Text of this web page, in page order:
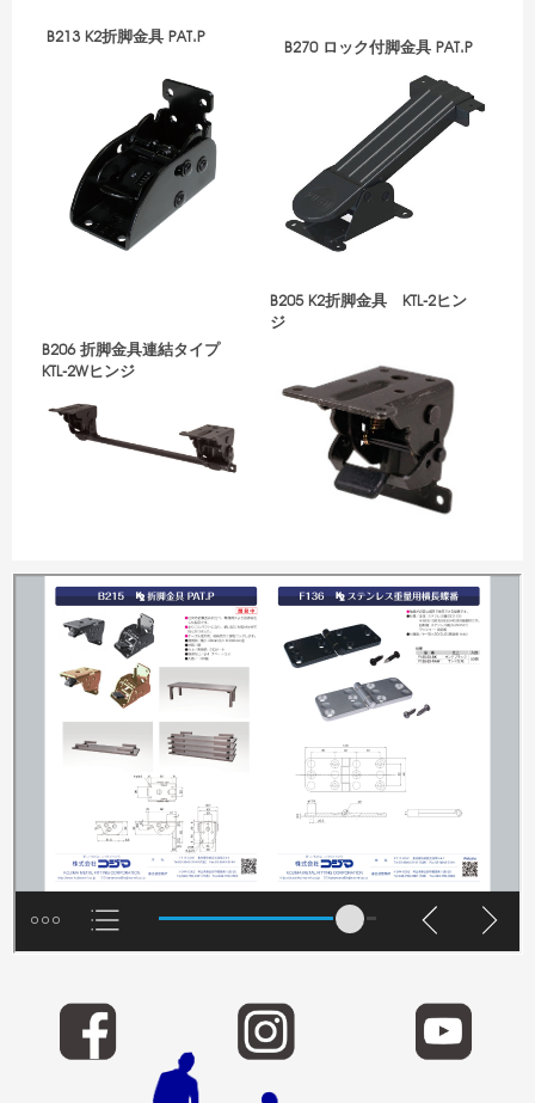
B213 K2折脚金具 PAT.P
B270 ロック付脚金具 PAT.P
B206 折脚金具連結タイプ
KTL-2Wヒンジ
B205 K2折脚金具 KTL-2ヒン
ジ